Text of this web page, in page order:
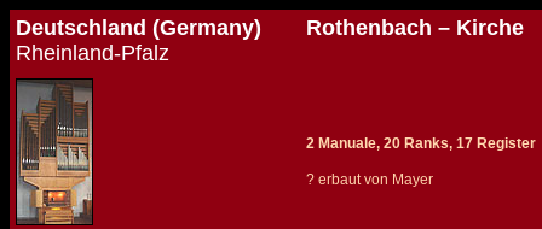
Deutschland (Germany)
Rheinland-Pfalz
Rothenbach – Kirche
2 Manuale, 20 Ranks, 17 Register
? erbaut von Mayer